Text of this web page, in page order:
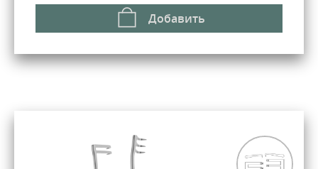
Добавить